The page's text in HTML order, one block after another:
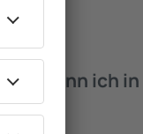
kann ich